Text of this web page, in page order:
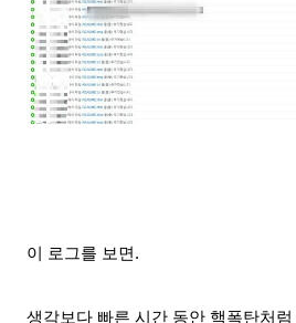
이 로그를 보면.
생각보다 빠른 시간 동안 핵폭탄처